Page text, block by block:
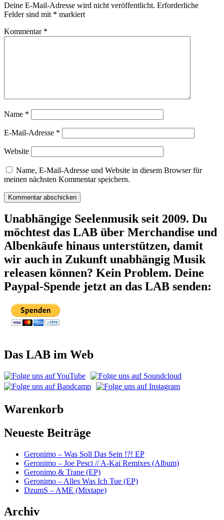
Deine E-Mail-Adresse wird nicht veröffentlicht. Erforderliche
Felder sind mit * markiert
Kommentar *
Name *
E-Mail-Adresse *
Website
Name, E-Mail-Adresse und Website in diesem Browser für
meinen nächsten Kommentar speichern.
Unabhängige Seelenmusik seit 2009. Du
möchtest das LAB über Merchandise und
Albenkäufe hinaus unterstützen, damit
wir auch in Zukunft unabhängig Musik
releasen können? Kein Problem. Deine
Paypal-Spende jetzt an das LAB senden:
Das LAB im Web
Warenkorb
Neueste Beiträge
Geronimo – Was Soll Das Sein !?! EP
Geronimo – Joe Pesci // A-Kai Remixes (Album)
Geronimo & Trane (EP)
Geronimo – Alles Was Ich Tue (EP)
DzumS – AME (Mixtape)
Archiv